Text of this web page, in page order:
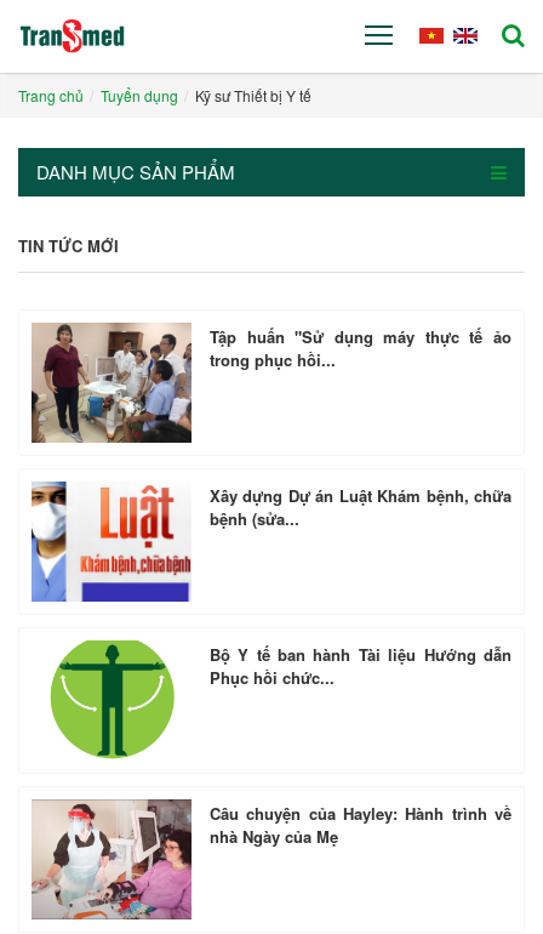
Trang chủ Tuyển dụng Kỹ sư Thiết bị Y tế
DANH MỤC SẢN PHẨM
TIN TỨC MỚI
Tập huấn "Sử dụng máy thực tế ảo
trong phục hồi...
Xây dựng Dự án Luật Khám bệnh, chữa
bệnh (sửa...
Bộ Y tế ban hành Tài liệu Hướng dẫn
Phục hồi chức...
Câu chuyện của Hayley: Hành trình về
nhà Ngày của Mẹ